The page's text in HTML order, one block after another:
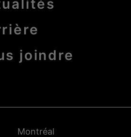
joindre
-
Villes
Montréal